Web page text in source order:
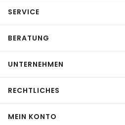
SERVICE
BERATUNG
UNTERNEHMEN
RECHTLICHES
MEIN KONTO